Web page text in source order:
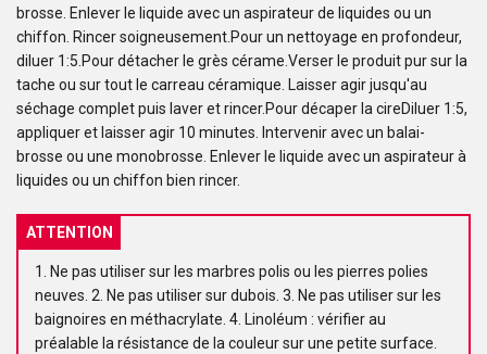
brosse. Enlever le liquide avec un aspirateur de liquides ou un
chiffon. Rincer soigneusement.Pour un nettoyage en profondeur,
diluer 1:5.Pour détacher le grès cérame.Verser le produit pur sur la
tache ou sur tout le carreau céramique. Laisser agir jusqu'au
séchage complet puis laver et rincer.Pour décaper la cireDiluer 1:5,
appliquer et laisser agir 10 minutes. Intervenir avec un balai-
brosse ou une monobrosse. Enlever le liquide avec un aspirateur à
liquides ou un chiffon bien rincer.
ATTENTION
1. Ne pas utiliser sur les marbres polis ou les pierres polies
neuves. 2. Ne pas utiliser sur dubois. 3. Ne pas utiliser sur les
baignoires en méthacrylate. 4. Linoléum : vérifier au
préalable la résistance de la couleur sur une petite surface.